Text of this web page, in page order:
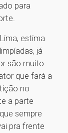
para
estima
já
são muito
que fará a
no
a parte
sempre
pra frente